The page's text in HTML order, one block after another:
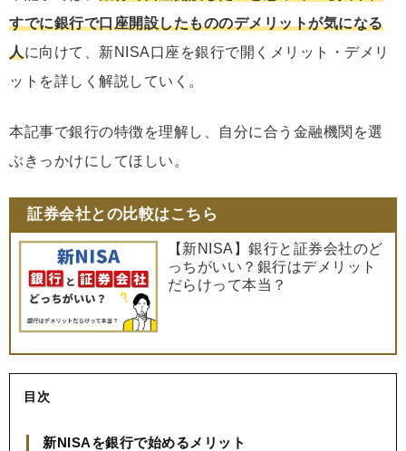
すでに銀行で口座開設したもののデメリットが気になる
人に向けて、新NISA口座を銀行で開くメリット・デメリ
ットを詳しく解説していく。
本記事で銀行の特徴を理解し、自分に合う金融機関を選
ぶきっかけにしてほしい。
証券会社との比較はこちら
【新NISA】銀行と証券会社のど
っちがいい？銀行はデメリット
だらけって本当？
目次
新NISAを銀行で始めるメリット